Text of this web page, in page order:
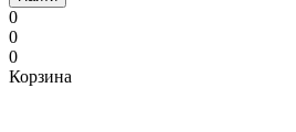
0
0
0
Корзина